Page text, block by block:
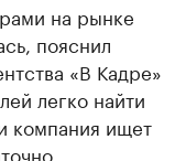
на рынке
пояснил
«В Кадре»
легко найти
компания ищет